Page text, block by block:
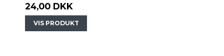
24,00 DKK
VIS PRODUKT